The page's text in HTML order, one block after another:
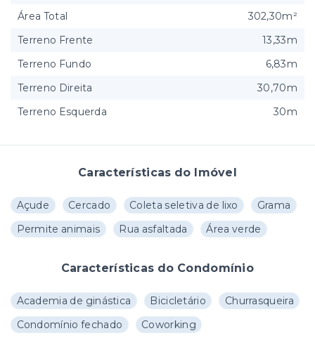
Características do Imóvel
Açude Cercado Coleta seletiva de lixo
Grama
Permite animais
Rua asfaltada Área verde
Características do Condomínio
Academia de ginástica Bicicletário
Churrasqueira
Condomínio fechado
Coworking
Área Total
302,30m²
Terreno Frente
13,33m
Terreno Fundo
6,83m
Terreno Direita
30,70m
Terreno Esquerda
30m